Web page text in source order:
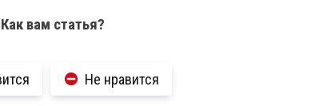
Как вам статья?
Не нравится